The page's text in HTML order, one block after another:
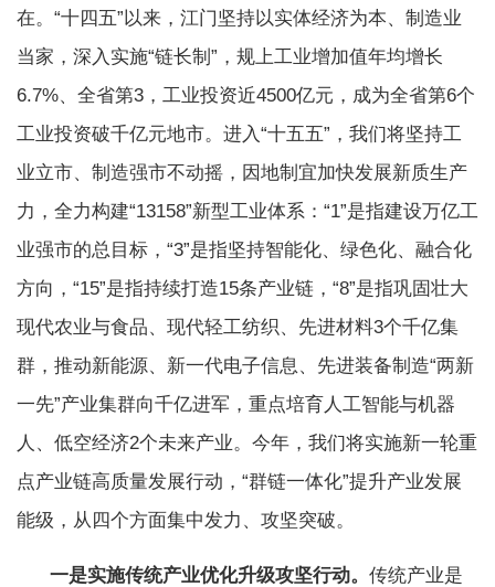
在。“十四五”以来，江门坚持以实体经济为本、制造业
当家，深入实施“链长制”，规上工业增加值年均增长
6.7%、全省第3，工业投资近4500亿元，成为全省第6个
工业投资破千亿元地市。进入“十五五”，我们将坚持工
业立市、制造强市不动摇，因地制宜加快发展新质生产
力，全力构建“13158”新型工业体系：“1”是指建设万亿工
业强市的总目标，“3”是指坚持智能化、绿色化、融合化
方向，“15”是指持续打造15条产业链，“8”是指巩固壮大
现代农业与食品、现代轻工纺织、先进材料3个千亿集
群，推动新能源、新一代电子信息、先进装备制造“两新
一先”产业集群向千亿进军，重点培育人工智能与机器
人、低空经济2个未来产业。今年，我们将实施新一轮重
点产业链高质量发展行动，“群链一体化”提升产业发展
能级，从四个方面集中发力、攻坚突破。
一是实施传统产业优化升级攻坚行动。 传统产业是